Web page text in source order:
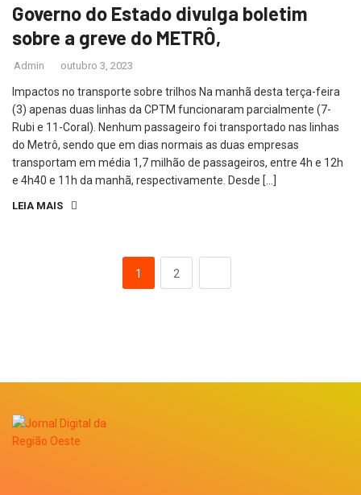
Governo do Estado divulga boletim
sobre a greve do METRÔ,
Admin outubro 3, 2023
Impactos no transporte sobre trilhos Na manhã desta terça-feira
(3) apenas duas linhas da CPTM funcionaram parcialmente (7-
Rubi e 11-Coral). Nenhum passageiro foi transportado nas linhas
do Metrô, sendo que em dias normais as duas empresas
transportam em média 1,7 milhão de passageiros, entre 4h e 12h
e 4h40 e 11h da manhã, respectivamente. Desde […]
LEIA MAIS
1 2